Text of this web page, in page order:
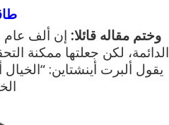
وختم مقاله قائلا: إن ألف عام
الدائمة، لكن جعلتها ممكنة
يقول ألبرت أينشتاين: